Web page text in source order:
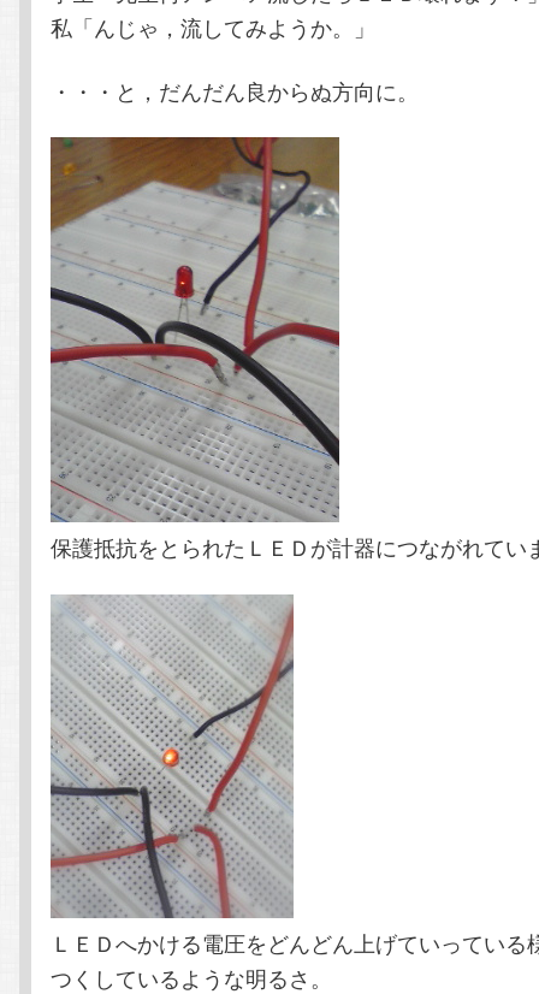
私「んじゃ，流してみようか。」
・・・と，だんだん良からぬ方向に。
保護抵抗をとられたＬＥＤが計器につながれてい
ＬＥＤへかける電圧をどんどん上げていっている
つくしているような明るさ。